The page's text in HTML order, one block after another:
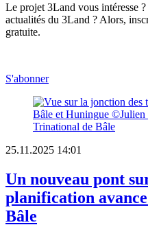
Le projet 3Land vous intéresse
actualités du 3Land ? Alors,
gratuite.
S'abonner
25.11.2025 14:01
Un nouveau pont
planification
Bâle